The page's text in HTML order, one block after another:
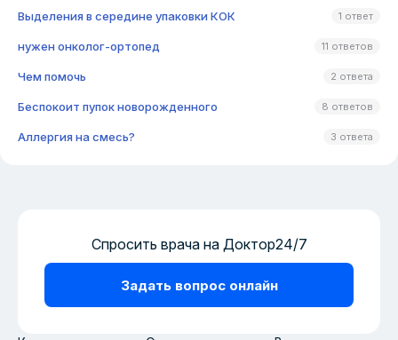
Выделения в середине упаковки КОК 1 ответ
нужен онколог-ортопед 11 ответов
Чем помочь 2 ответа
Беспокоит пупок новорожденного 8 ответов
Аллергия на смесь? 3 ответа
Спросить врача на Доктор24/7
Задать вопрос онлайн